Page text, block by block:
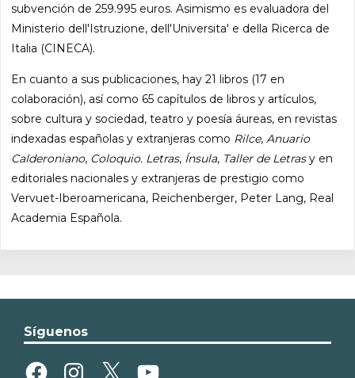
subvención de 259.995 euros. Asimismo es evaluadora del
Ministerio dell'Istruzione, dell'Universita' e della Ricerca de
Italia (CINECA).
En cuanto a sus publicaciones, hay 21 libros (17 en
colaboración), así como 65 capítulos de libros y artículos,
sobre cultura y sociedad, teatro y poesía áureas, en revistas
indexadas españolas y extranjeras como Rilce,Anuario
Calderoniano, Coloquio. Letras, Ínsula, Taller de Letrasy en
editoriales nacionales y extranjeras de prestigio como
Vervuet-Iberoamericana, Reichenberger, Peter Lang, Real
Academia Española.
Síguenos
FacebookInstagram
X YouTube